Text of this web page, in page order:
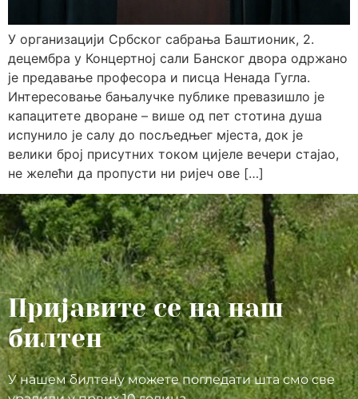
У организацији Србског сабрања Баштионик, 2.
децембра у Концертној сали Банског двора одржано
је предавање професора и писца Ненада Гугла.
Интересовање бањалучке публике превазишло је
капацитете дворане – више од пет стотина душа
испунило је салу до посљедњег мјеста, док је
велики број присутних током цијеле вечери стајао,
не желећи да пропусти ни ријеч ове […]
Пријавите се на наш
билтен
У нашем билтену можете погледати шта смо све